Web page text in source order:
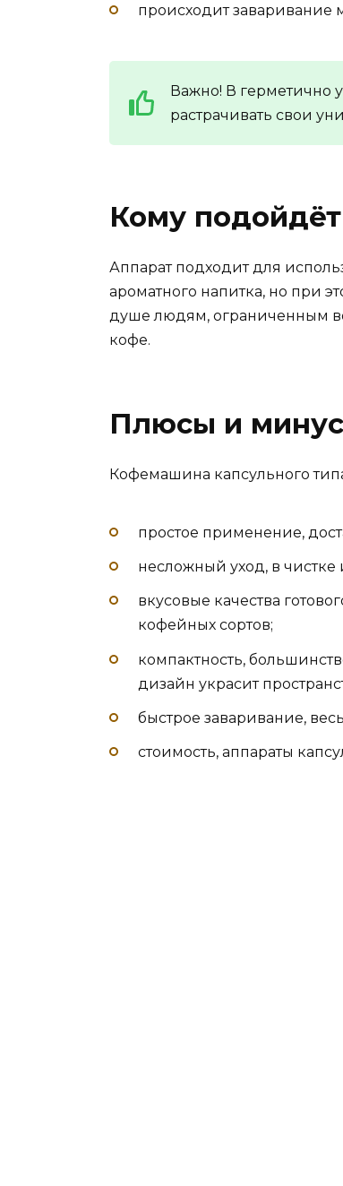
происходит заваривание
Важно! В герметично
растрачивать свои
Кому подойдёт
Аппарат подходит для
ароматного напитка, но при
душе людям, ограниченным
кофе.
Плюсы и
Кофемашина капсульного
простое применение,
несложный уход, в
вкусовые качества
кофейных сортов;
компактность,
дизайн украсит
быстрое заваривание,
стоимость, аппараты